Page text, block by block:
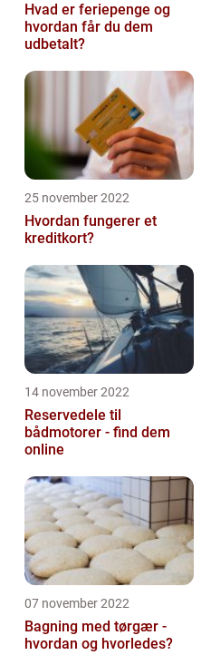
Hvad er feriepenge og
hvordan får du dem
udbetalt?
25 november 2022
Hvordan fungerer et
kreditkort?
14 november 2022
Reservedele til
bådmotorer - find dem
online
07 november 2022
Bagning med tørgær -
hvordan og hvorledes?